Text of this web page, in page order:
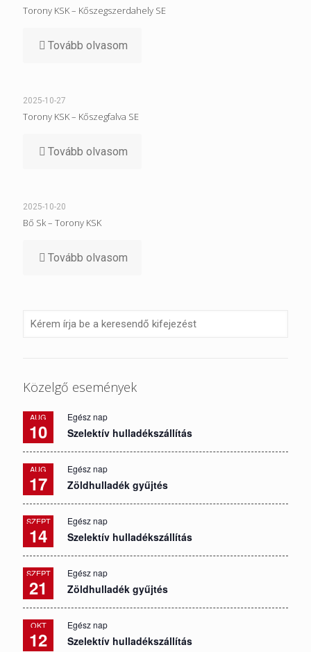
Torony KSK – Kőszegszerdahely SE
Tovább olvasom
2025-10-27
Torony KSK – Kőszegfalva SE
Tovább olvasom
2025-10-20
Bő Sk – Torony KSK
Tovább olvasom
Közelgő események
AUG
10
Egész nap
Szelektív hulladékszállítás
AUG
17
Egész nap
Zöldhulladék gyűjtés
SZEPT
14
Egész nap
Szelektív hulladékszállítás
SZEPT
21
Egész nap
Zöldhulladék gyűjtés
OKT
12
Egész nap
Szelektív hulladékszállítás